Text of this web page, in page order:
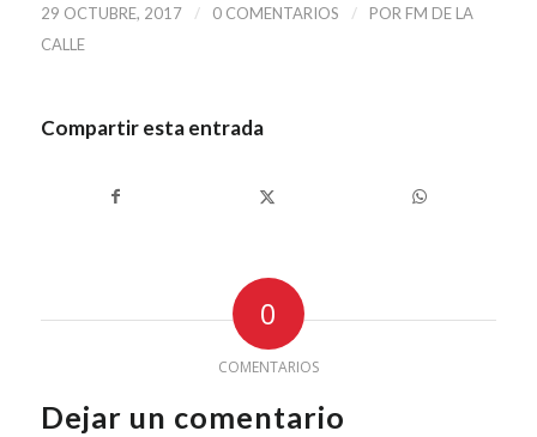
29 OCTUBRE, 2017 / 0 COMENTARIOS / POR FM DE LA
CALLE
Compartir esta entrada
0
COMENTARIOS
Dejar un comentario